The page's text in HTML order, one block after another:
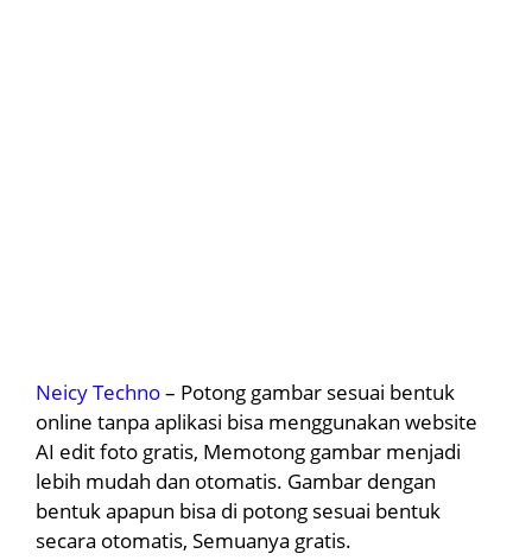
Neicy Techno– Potong gambar sesuai bentuk
online tanpa aplikasi bisa menggunakan website
AI edit foto gratis, Memotong gambar menjadi
lebih mudah dan otomatis. Gambar dengan
bentuk apapun bisa di potong sesuai bentuk
secara otomatis, Semuanya gratis.